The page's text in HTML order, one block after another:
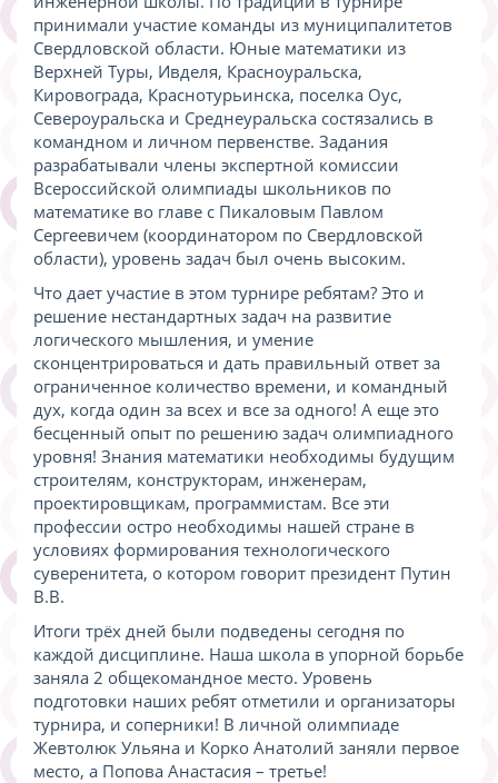
принимали участие команды из муниципалитетов
Свердловской области. Юные математики из
Верхней Туры, Ивделя, Красноуральска,
Кировограда, Краснотурьинска, поселка Оус,
Североуральска и Среднеуральска состязались в
командном и личном первенстве. Задания
разрабатывали члены экспертной комиссии
Всероссийской олимпиады школьников по
математике во главе с Пикаловым Павлом
Сергеевичем (координатором по Свердловской
области), уровень задач был очень высоким.
Что дает участие в этом турнире ребятам? Это и
решение нестандартных задач на развитие
логического мышления, и умение
сконцентрироваться и дать правильный ответ за
ограниченное количество времени, и командный
дух, когда один за всех и все за одного! А еще это
бесценный опыт по решению задач олимпиадного
уровня! Знания математики необходимы будущим
строителям, конструкторам, инженерам,
проектировщикам, программистам. Все эти
профессии остро необходимы нашей стране в
условиях формирования технологического
суверенитета, о котором говорит президент Путин
В.В.
Итоги трёх дней были подведены сегодня по
каждой дисциплине. Наша школа в упорной борьбе
заняла 2 общекомандное место. Уровень
подготовки наших ребят отметили и организаторы
турнира, и соперники! В личной олимпиаде
Жевтолюк Ульяна и Корко Анатолий заняли первое
место, а Попова Анастасия – третье!